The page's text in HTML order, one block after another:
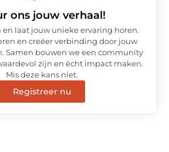
ons jouw verhaal!
en laat jouw unieke ervaring horen.
en creëer verbinding door jouw
Samen bouwen we een community
zijn en écht impact maken.
Mis deze kans niet.
Registreer nu